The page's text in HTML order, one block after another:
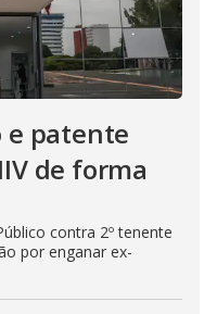
e patente
de forma
contra 2º tenente
por enganar ex-